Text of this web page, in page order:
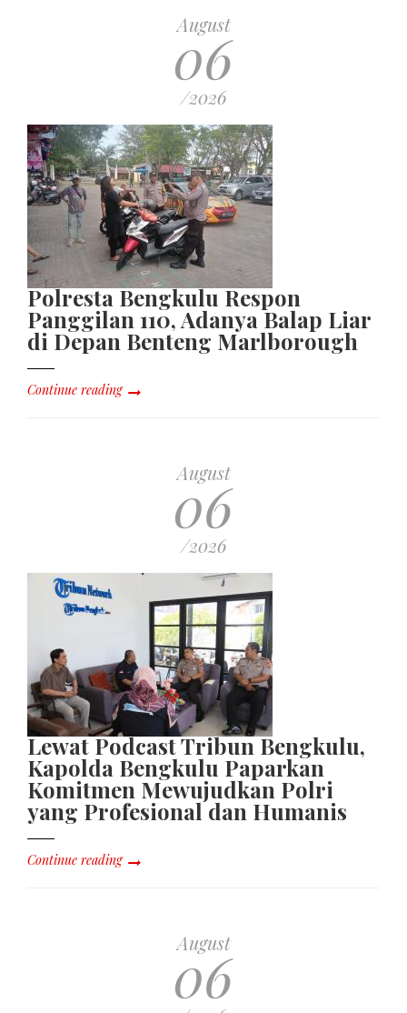
August
06
/2026
Polresta Bengkulu Respon
Panggilan 110, Adanya Balap Liar
di Depan Benteng Marlborough
Continue reading
August
06
/2026
Lewat Podcast Tribun Bengkulu,
Kapolda Bengkulu Paparkan
Komitmen Mewujudkan Polri
yang Profesional dan Humanis
Continue reading
August
06